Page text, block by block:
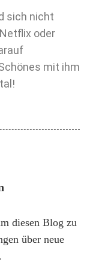
sich nicht
oder
mit ihm
diesen Blog zu
über neue